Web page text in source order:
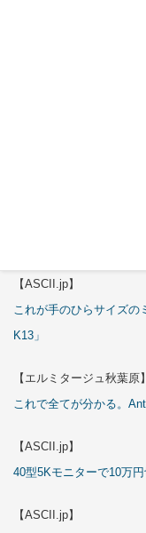
【ASCII.jp】
これが手のひらサイズ
K13」
【エルミタージュ秋葉原】
これで全てが分かる。
【ASCII.jp】
40型5Kモニターで10万
【ASCII.jp】